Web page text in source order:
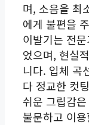
며, 소음을 최
에게 불편을
이발기는 전
었으며, 현실
니다. 입체 곡
다 정교한 컷
쉬운 그립감
불문하고 이